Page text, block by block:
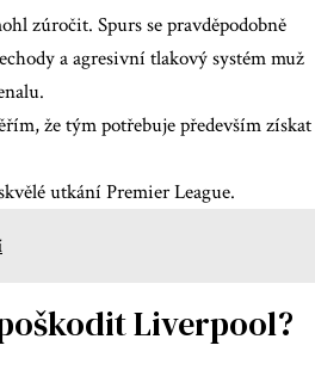
zúročit. Spurs se pravděpodobně
a agresivní tlakový systém muž
že tým potřebuje především získat
utkání Premier League.
Liverpool?